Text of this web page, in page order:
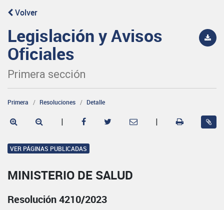
Volver
Legislación y Avisos
Oficiales
Primera sección
Primera Resoluciones Detalle
| |
VER PÁGINAS PUBLICADAS
MINISTERIO DE SALUD
Resolución 4210/2023